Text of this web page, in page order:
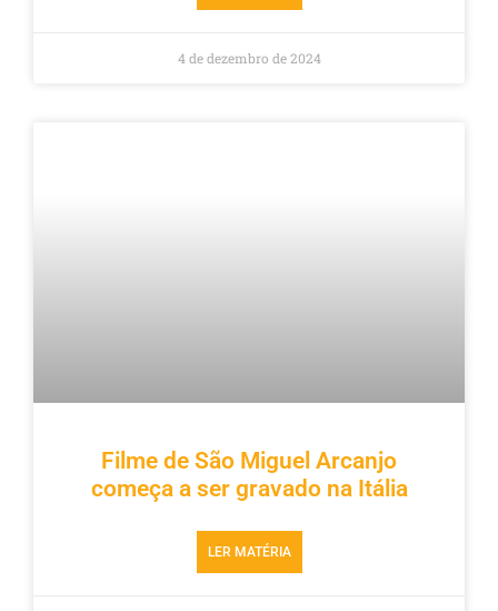
4 de dezembro de 2024
Filme de São Miguel Arcanjo
começa a ser gravado na Itália
LER MATÉRIA